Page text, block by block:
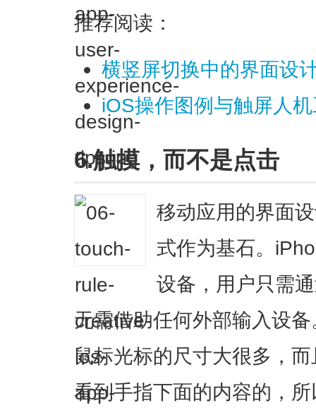
推荐阅读：
横竖屏切换中的界面设
iOS操作图例与触屏人
6.触摸，而不是点击
移动应用的界面
式作为基石。
设备，用户只需
无需借助任何外部输入设
鼠标光标的尺寸大很多，
看到手指下面的内容的，